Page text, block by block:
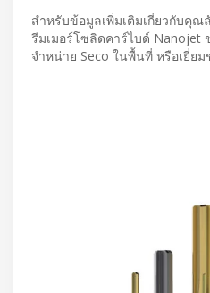
สำหรับข้อมูลเพิ่มเติมเกี่ยวกับคุ
รีมเมอร์โซลิดคาร์ไบด์ Nanojet
จำหน่าย Seco ในพื้นที่ หรือเยี่ย